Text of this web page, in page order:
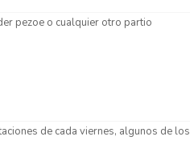
pezoe o cualquier otro partio
de cada viernes, algunos de los